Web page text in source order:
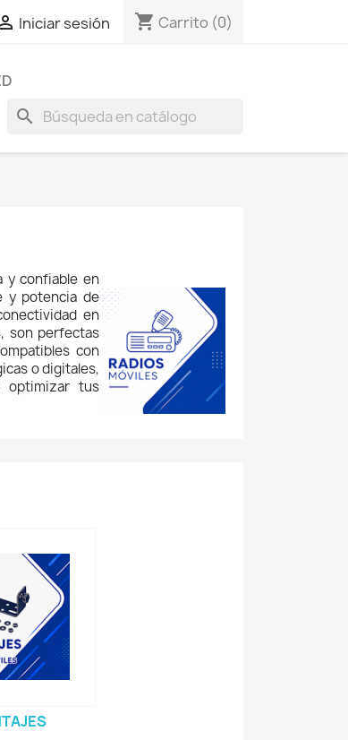
Iniciar sesión shopping_cart Carrito (0)
search
y confiable en
y potencia de
en
son perfectas
con
o digitales,
optimizar tus